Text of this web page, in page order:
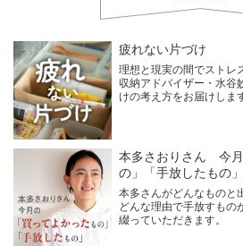
疲れない片づけ
理想と現実の間でスト
収納アドバイザー・水谷
けの考え方をお届けしま
本多さおりさん 今
の」「手放したもの」
本多さんがどんなものと
どんな理由で手放すもの
綴っていただきます。